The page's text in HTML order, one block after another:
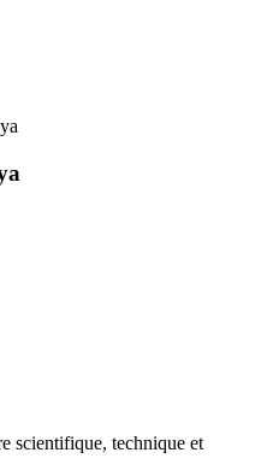
scientifique, technique et